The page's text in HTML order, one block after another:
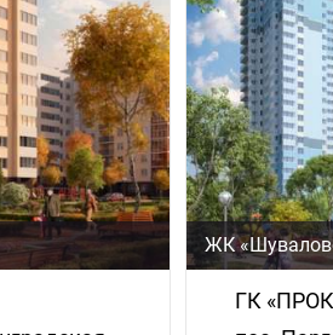
ЖК
ГК